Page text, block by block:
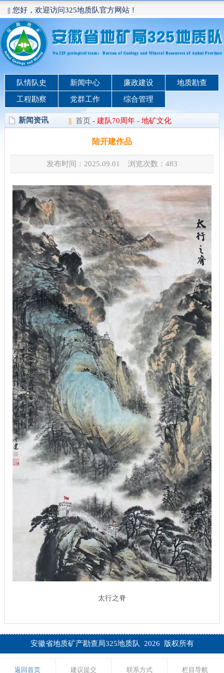
|| 您好，欢迎访问325地质队官方网站！
队情队史 新闻中心 廉政建设 地质勘查
工程勘察 党群工作 综合管理
新闻资讯 || 首页 - 建队70周年 - 地矿文化
陆开建作品
发布时间：2025.09.01 浏览次数： 483
太行之脊
安徽省地质矿产勘查局325地质队 2026 版权所有
返回首页 建议提交 联系方式 栏目导航